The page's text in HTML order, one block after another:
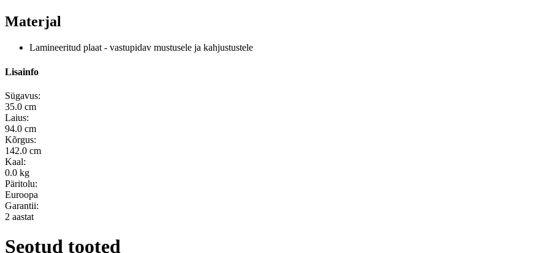
Materjal
Lamineeritud plaat - vastupidav mustusele ja kahjustustele
Lisainfo
Sügavus:
35.0 cm
Laius:
94.0 cm
Kõrgus:
142.0 cm
Kaal:
0.0 kg
Päritolu:
Euroopa
Garantii:
2 aastat
Seotud tooted